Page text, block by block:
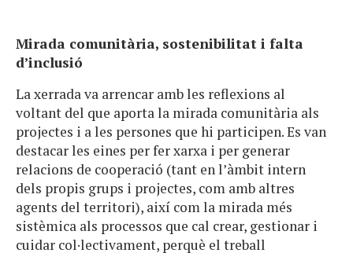
Mirada comunitària, sostenibilitat i falta
d’inclusió
La xerrada va arrencar amb les reflexions al
voltant del que aporta la mirada comunitària als
projectes i a les persones que hi participen. Es van
destacar les eines per fer xarxa i per generar
relacions de cooperació (tant en l’àmbit intern
dels propis grups i projectes, com amb altres
agents del territori), així com la mirada més
sistèmica als processos que cal crear, gestionar i
cuidar col·lectivament, perquè el treball